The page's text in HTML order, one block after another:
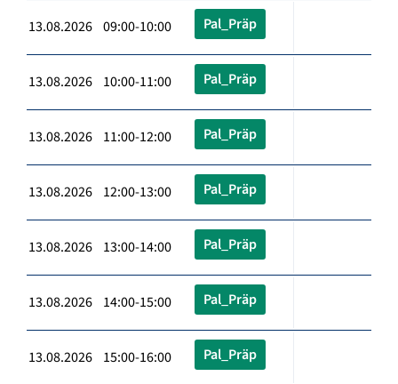
13.08.2026 09:00-10:00 Pal_Präp
13.08.2026 10:00-11:00 Pal_Präp
13.08.2026 11:00-12:00 Pal_Präp
13.08.2026 12:00-13:00 Pal_Präp
13.08.2026 13:00-14:00 Pal_Präp
13.08.2026 14:00-15:00 Pal_Präp
13.08.2026 15:00-16:00 Pal_Präp